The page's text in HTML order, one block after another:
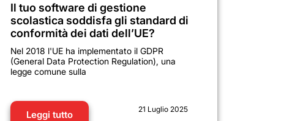
Il tuo software di gestione
scolastica soddisfa gli standard di
conformità dei dati dell’UE?
Nel 2018 l'UE ha implementato il GDPR
(General Data Protection Regulation), una
legge comune sulla
Leggi tutto 21 Luglio 2025